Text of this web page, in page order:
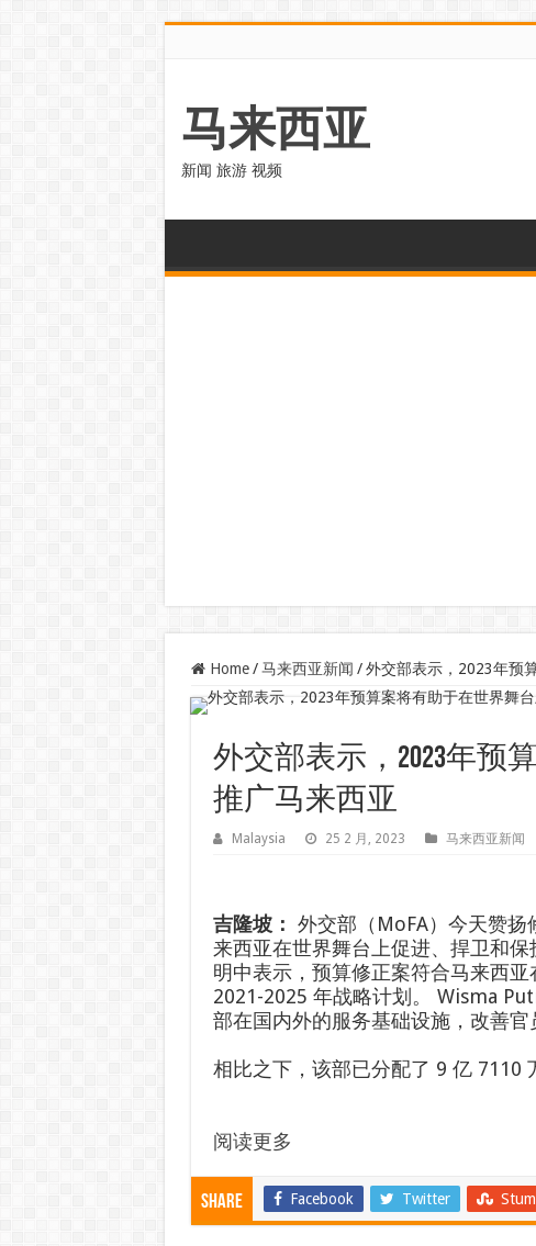
马来西亚
新闻 旅游 视频
Home / 马来西亚新闻 / 外交部表示，2023年预
外交部表示，2023年预
推广马来西亚
Malaysia 25 2 月, 2023 马来西亚新闻
吉隆坡： 外交部（MoFA）今天赞
来西亚在世界舞台上促进、捍卫和
明中表示，预算修正案符合马来西
2021-2025 年战略计划。 Wisma
部在国内外的服务基础设施，改善
相比之下，该部已分配了 9 亿 7110
阅读更多
Share Facebook Twitter